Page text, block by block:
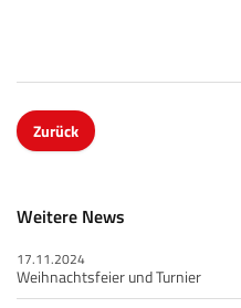
Zurück
Weitere News
17.11.2024
Weihnachtsfeier und Turnier